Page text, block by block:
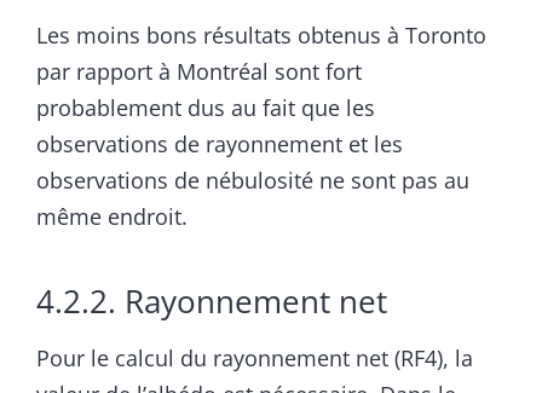
Les moins bons résultats obtenus à Toronto
par rapport à Montréal sont fort
probablement dus au fait que les
observations de rayonnement et les
observations de nébulosité ne sont pas au
même endroit.
4.2.2. Rayonnement net
Pour le calcul du rayonnement net (RF4), la